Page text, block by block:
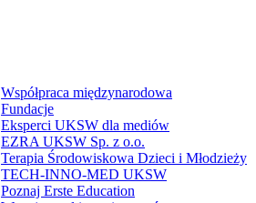
Współpraca międzynarodowa
Fundacje
Eksperci UKSW dla mediów
EZRA UKSW Sp. z o.o.
Terapia Środowiskowa Dzieci i Młodzieży
TECH-INNO-MED UKSW
Poznaj Erste Education